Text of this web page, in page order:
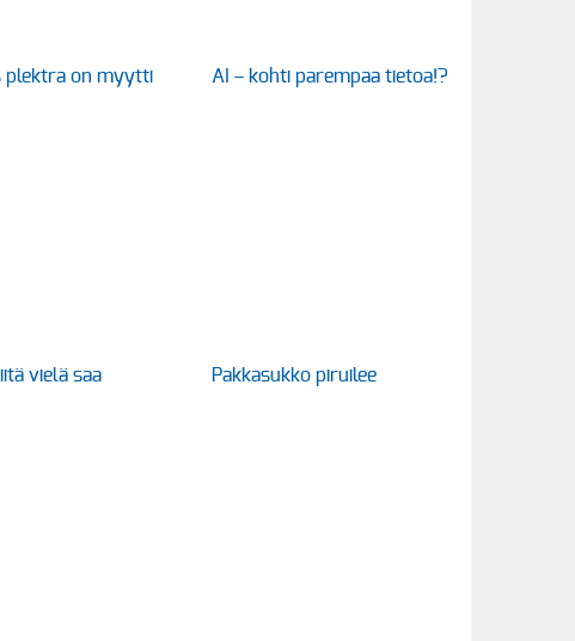
plektra on myytti AI – kohti parempaa tietoa!?
vielä saa Pakkasukko piruilee